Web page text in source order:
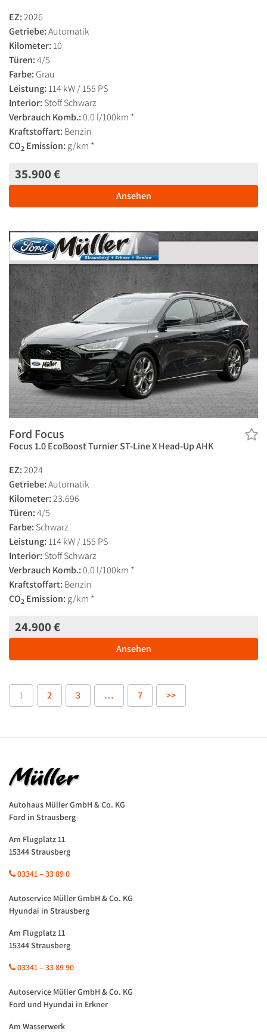
EZ:2026
Getriebe:Automatik
Kilometer: 10
Türen:4/5
Farbe: Grau
Leistung: 114 kW / 155 PS
Interior: Stoff Schwarz
Verbrauch Komb.:0.0 l/100km *
Kraftstoffart: Benzin
CO2 Emission: g/km *
35.900 €
Ansehen
Ford Focus
Focus 1.0 EcoBoost Turnier ST-Line X Head-Up AHK
EZ:2024
Getriebe:Automatik
Kilometer:23.696
Türen:4/5
Farbe: Schwarz
Leistung: 114 kW / 155 PS
Interior: Stoff Schwarz
Verbrauch Komb.:0.0 l/100km *
Kraftstoffart: Benzin
CO2 Emission: g/km *
24.900 €
Ansehen
1 2 3 … 7 >>
Autohaus Müller GmbH & Co. KG
Ford in Strausberg
Am Flugplatz 11
15344 Strausberg
03341 – 33 89 0
Autoservice Müller GmbH & Co. KG
Hyundai in Strausberg
Am Flugplatz 11
15344 Strausberg
03341 – 33 89 90
Autoservice Müller GmbH & Co. KG
Ford und Hyundai in Erkner
Am Wasserwerk